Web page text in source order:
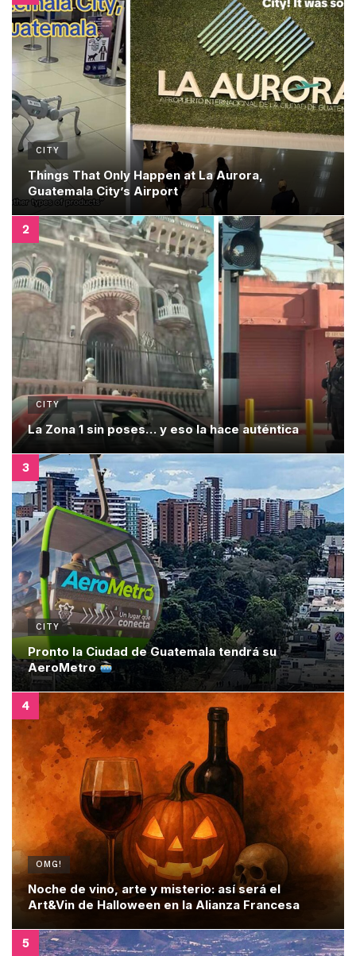
CITY
Things That Only Happen at La Aurora,
Guatemala City’s Airport
CITY
La Zona 1 sin poses… y eso la hace auténtica
CITY
Pronto la Ciudad de Guatemala tendrá su
AeroMetro
OMG!
Noche de vino, arte y misterio: así será el
Art&Vin de Halloween en la Alianza Francesa